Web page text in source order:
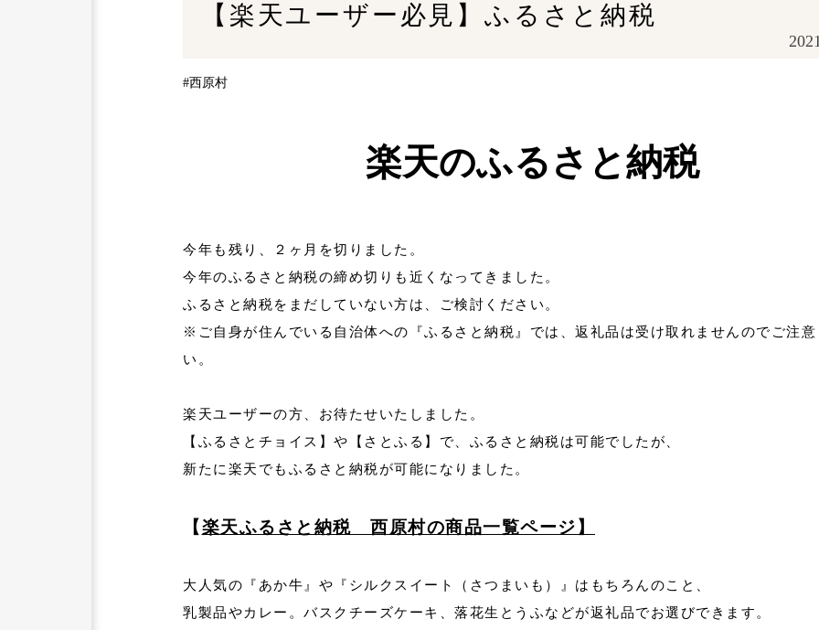
【楽天ユーザー必見】ふるさと納税
#西原村
楽天のふるさと納税
今年も残り、２ヶ月を切りました。
今年のふるさと納税の締め切りも近くなってきました。
ふるさと納税をまだしていない方は、ご検討ください。
※ご自身が住んでいる自治体への『ふるさと納税』では、返礼品は受け取れませんのでご注意
い。
楽天ユーザーの方、お待たせいたしました。
【ふるさとチョイス】や【さとふる】で、ふるさと納税は可能でしたが、
新たに楽天でもふるさと納税が可能になりました。
【 楽天ふるさと納税 西原村の商品一覧ページ】
大人気の『あか牛』や『シルクスイート（さつまいも）』はもちろんのこと、
乳製品やカレー。バスクチーズケーキ、落花生とうふなどが返礼品でお選びできます。